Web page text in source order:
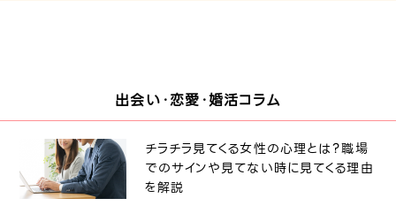
出会い・恋愛・婚活コラム
チラチラ見てくる女性の心理とは？職場
でのサインや見てない時に見てくる理由
を解説